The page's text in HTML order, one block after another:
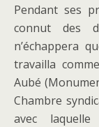
Pendant ses
connut des
n’échappera
travailla
Aubé
Chambre
avec